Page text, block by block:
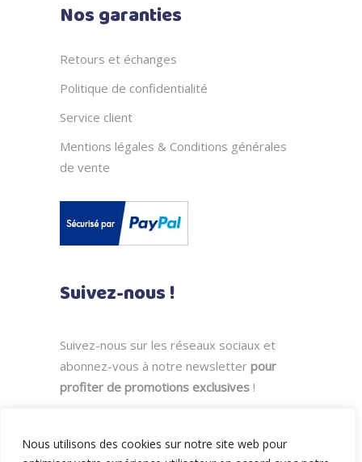
Nous utilisons des cookies sur notre site web pour
Nos garanties
Retours et échanges
Politique de confidentialité
Service client
Mentions légales & Conditions générales
de vente
Suivez-nous !
Suivez-nous sur les réseaux sociaux et
abonnez-vous à notre newsletter pour
profiter de promotions exclusives !